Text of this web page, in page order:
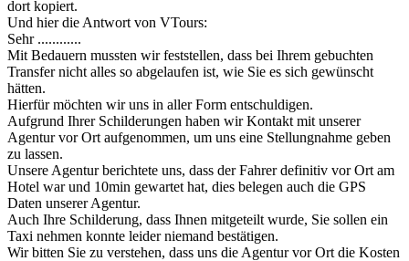
dort kopiert.
Und hier die Antwort von VTours:
Sehr ............
Mit Bedauern mussten wir feststellen, dass bei Ihrem gebuchten
Transfer nicht alles so abgelaufen ist, wie Sie es sich gewünscht
hätten.
Hierfür möchten wir uns in aller Form entschuldigen.
Aufgrund Ihrer Schilderungen haben wir Kontakt mit unserer
Agentur vor Ort aufgenommen, um uns eine Stellungnahme geben
zu lassen.
Unsere Agentur berichtete uns, dass der Fahrer definitiv vor Ort am
Hotel war und 10min gewartet hat, dies belegen auch die GPS
Daten unserer Agentur.
Auch Ihre Schilderung, dass Ihnen mitgeteilt wurde, Sie sollen ein
Taxi nehmen konnte leider niemand bestätigen.
Wir bitten Sie zu verstehen, dass uns die Agentur vor Ort die Kosten